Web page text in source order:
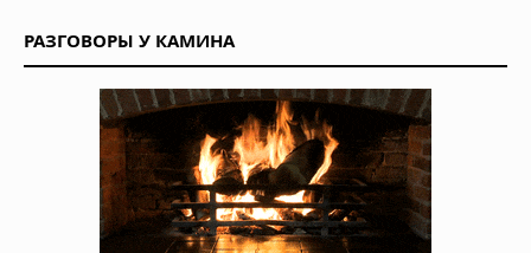
Гороскоп на 1 августа 2026 года для
всех знаков зодиака
01.08.2026 в 06:00
Гороскоп на 31 июля 2026 года для
всех знаков зодиака
РАЗГОВОРЫ У КАМИНА